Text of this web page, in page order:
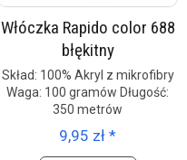
Włóczka Rapido color 688
błękitny
Skład: 100% Akryl z mikrofibry
Waga: 100 gramów Długość:
350 metrów
9,95 zł *